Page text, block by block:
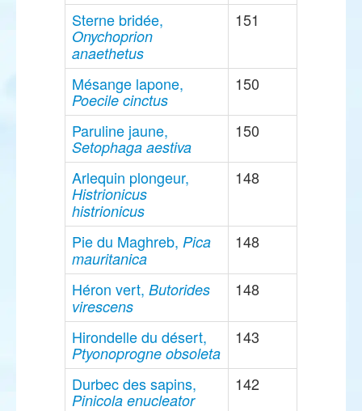
Sterne bridée,
Onychoprion
anaethetus
151
Mésange lapone,
Poecile cinctus
150
Paruline jaune,
Setophaga aestiva
150
Arlequin plongeur,
Histrionicus
histrionicus
148
Pie du Maghreb, Pica
mauritanica
148
Héron vert, Butorides
virescens
148
Hirondelle du désert,
Ptyonoprogne obsoleta
143
Durbec des sapins,
Pinicola enucleator
142